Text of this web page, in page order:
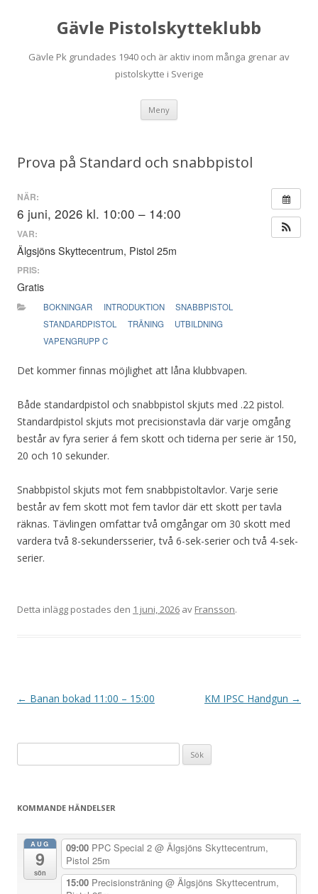
Gävle Pistolskytteklubb
Gävle Pk grundades 1940 och är aktiv inom många grenar av
pistolskytte i Sverige
Meny
Prova på Standard och snabbpistol
NÄR:
6 juni, 2026 kl. 10:00 – 14:00
VAR:
Älgsjöns Skyttecentrum, Pistol 25m
PRIS:
Gratis
BOKNINGAR INTRODUKTION
SNABBPISTOL
STANDARDPISTOL
TRÄNING
UTBILDNING
VAPENGRUPP C
Det kommer finnas möjlighet att låna klubbvapen.
Både standardpistol och snabbpistol skjuts med .22 pistol.
Standardpistol skjuts mot precisionstavla där varje omgång
består av fyra serier á fem skott och tiderna per serie är 150,
20 och 10 sekunder.
Snabbpistol skjuts mot fem snabbpistoltavlor. Varje serie
består av fem skott mot fem tavlor där ett skott per tavla
räknas. Tävlingen omfattar två omgångar om 30 skott med
vardera två 8-sekundersserier, två 6-sek-serier och två 4-sek-
serier.
Detta inlägg postades den 1 juni, 2026 av Fransson.
I
n
← Banan bokad 11:00 – 15:00 KM IPSC Handgun →
efter:
KOMMANDE HÄNDELSER
AUG
9
sön
09:00 PPC Special 2 @ Älgsjöns Skyttecentrum,
Pistol 25m
15:00 Precisionsträning @ Älgsjöns Skyttecentrum,